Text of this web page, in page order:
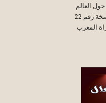
العالم
نحو دولة قطر، حيث اليوم الرابع من فاعليات النسخة رقم 22
مونديال قطر 2022 ومباراة المغرب